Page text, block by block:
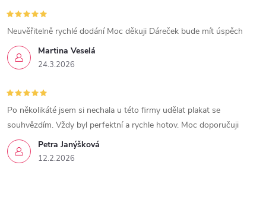
v
ý
p
i
s
u
Martina Veselá
24.3.2026
Neuvěřitelně rychlé dodání Moc děkuji Dáreček bude mít úspěch
Petra Janýšková
12.2.2026
Po několikáté jsem si nechala u této firmy udělat plakat se
souhvězdím. Vždy byl perfektní a rychle hotov. Moc doporučuji